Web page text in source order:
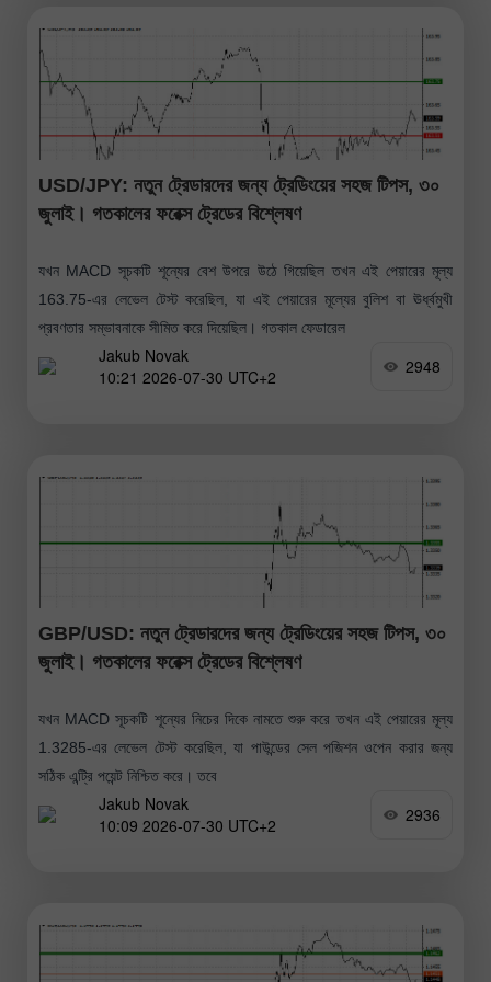
USD/JPY: নতুন ট্রেডারদের জন্য ট্রেডিংয়ের সহজ টিপস, ৩০
জুলাই। গতকালের ফরেক্স ট্রেডের বিশ্লেষণ
যখন MACD সূচকটি শূন্যের বেশ উপরে উঠে গিয়েছিল তখন এই পেয়ারের মূল্য
163.75-এর লেভেল টেস্ট করেছিল, যা এই পেয়ারের মূল্যের বুলিশ বা ঊর্ধ্বমুখী
প্রবণতার সম্ভাবনাকে সীমিত করে দিয়েছিল। গতকাল ফেডারেল
Jakub Novak
10:21 2026-07-30 UTC+2
2948
GBP/USD: নতুন ট্রেডারদের জন্য ট্রেডিংয়ের সহজ টিপস, ৩০
জুলাই। গতকালের ফরেক্স ট্রেডের বিশ্লেষণ
যখন MACD সূচকটি শূন্যের নিচের দিকে নামতে শুরু করে তখন এই পেয়ারের মূল্য
1.3285-এর লেভেল টেস্ট করেছিল, যা পাউন্ডের সেল পজিশন ওপেন করার জন্য
সঠিক এন্ট্রি পয়েন্ট নিশ্চিত করে। তবে
Jakub Novak
10:09 2026-07-30 UTC+2
2936